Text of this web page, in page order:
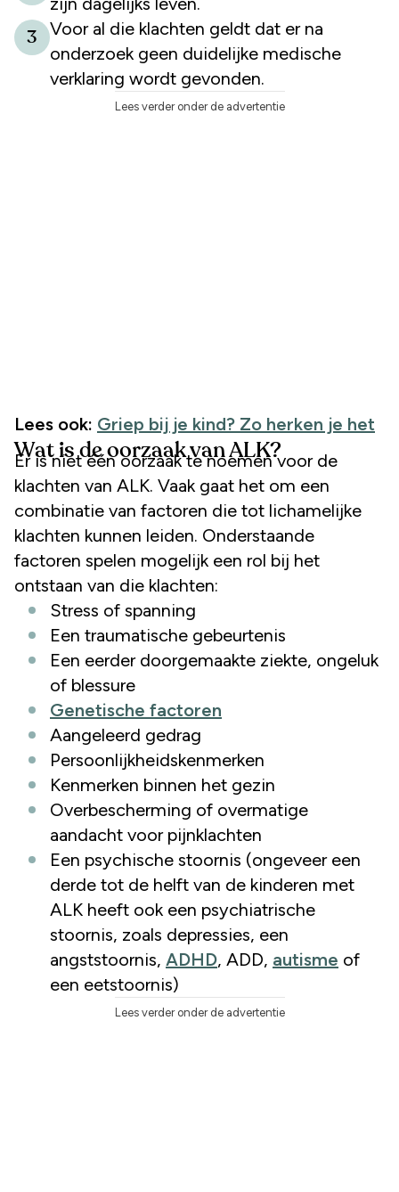
3
Voor al die klachten geldt dat er na
onderzoek geen duidelijke medische
verklaring wordt gevonden.
Lees verder onder de advertentie
Lees ook: Griep bij je kind? Zo herken je het
Wat is de oorzaak van ALK?
Er is niet één oorzaak te noemen voor de
klachten van ALK. Vaak gaat het om een
combinatie van factoren die tot lichamelijke
klachten kunnen leiden. Onderstaande
factoren spelen mogelijk een rol bij het
ontstaan van die klachten:
Stress of spanning
Een traumatische gebeurtenis
Een eerder doorgemaakte ziekte, ongeluk
of blessure
Genetische factoren
Aangeleerd gedrag
Persoonlijkheidskenmerken
Kenmerken binnen het gezin
Overbescherming of overmatige
aandacht voor pijnklachten
Een psychische stoornis (ongeveer een
derde tot de helft van de kinderen met
ALK heeft ook een psychiatrische
stoornis, zoals depressies, een
angststoornis, ADHD, ADD, autisme of
een eetstoornis)
Lees verder onder de advertentie